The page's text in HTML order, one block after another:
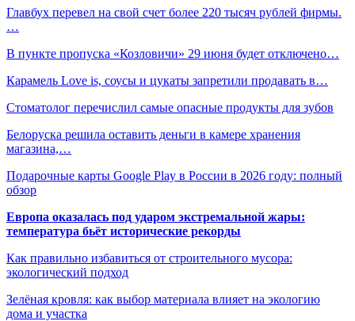
Главбух перевел на свой счет более 220 тысяч рублей фирмы.
…
В пункте пропуска «Козловичи» 29 июня будет отключено…
Карамель Love is, соусы и цукаты запретили продавать в…
Стоматолог перечислил самые опасные продукты для зубов
Белоруска решила оставить деньги в камере хранения
магазина,…
Подарочные карты Google Play в России в 2026 году: полный
обзор
Европа оказалась под ударом экстремальной жары:
температура бьёт исторические рекорды
Как правильно избавиться от строительного мусора:
экологический подход
Зелёная кровля: как выбор материала влияет на экологию
дома и участка